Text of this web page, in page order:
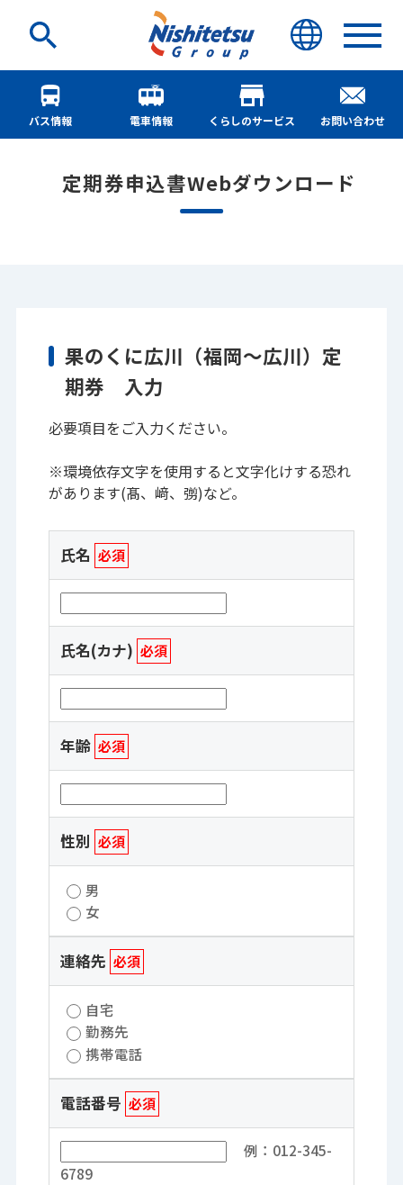
バス情報 電車情報 くらしのサービス お問い合わせ
定期券申込書Webダウンロード
果のくに広川（福岡～広川）定
期券 入力
必要項目をご入力ください。
※環境依存文字を使用すると文字化けする恐れ
があります(髙、﨑、彅)など。
氏名 必須
氏名(カナ) 必須
年齢 必須
性別 必須
男
女
連絡先 必須
自宅
勤務先
携帯電話
電話番号 必須
例：012-345-
6789